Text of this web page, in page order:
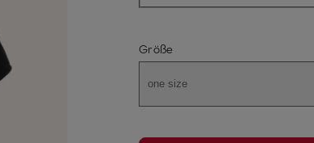
Größe
one size